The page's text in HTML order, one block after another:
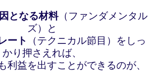
となる材料（ファンダメンタル
ズ）と
ート
（テクニカル節目）をしっ
かり押さえれば、
利益を出すことができるのが、